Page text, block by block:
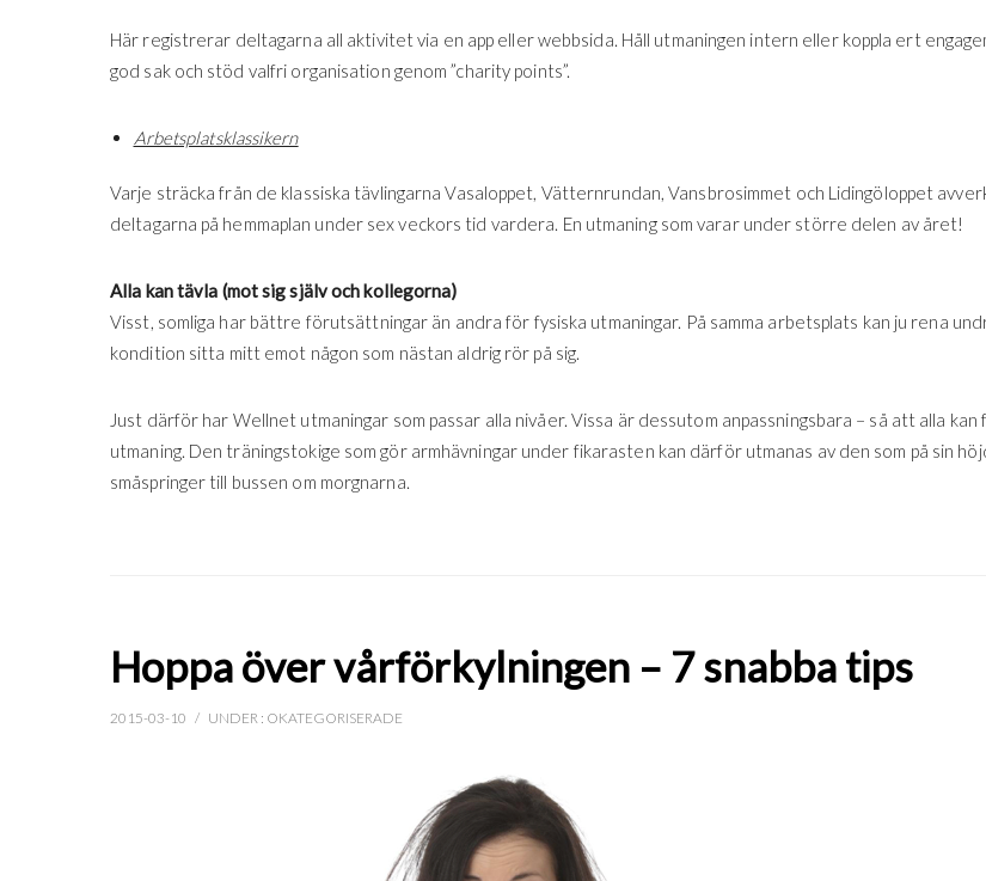
Här registrerar deltagarna all aktivitet via en app eller webbsida. Håll utmaningen intern eller koppla ert
god sak och stöd valfri organisation genom ”charity points”.
Arbetsplatsklassikern
Varje sträcka från de klassiska tävlingarna Vasaloppet, Vätternrundan, Vansbrosimmet och Lidingöloppet
deltagarna på hemmaplan under sex veckors tid vardera. En utmaning som varar under större delen av året!
Alla kan tävla (mot sig själv och kollegorna)
Visst, somliga har bättre förutsättningar än andra för fysiska utmaningar. På samma arbetsplats kan ju rena
kondition sitta mitt emot någon som nästan aldrig rör på sig.
Just därför har Wellnet utmaningar som passar alla nivåer. Vissa är dessutom anpassningsbara – så att alla kan
utmaning. Den träningstokige som gör armhävningar under fikarasten kan därför utmanas av den som på sin
småspringer till bussen om morgnarna.
Hoppa över vårförkylningen – 7 snabba tips
2015-03-10 / UNDER : OKATEGORISERADE